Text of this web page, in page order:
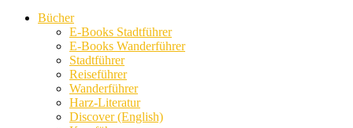
Bücher
E-Books Stadtführer
E-Books Wanderführer
Stadtführer
Reiseführer
Wanderführer
Harz-Literatur
Discover (English)